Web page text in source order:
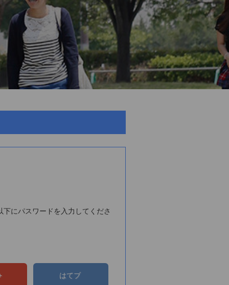
にパスワードを入力してくださ
はてブ